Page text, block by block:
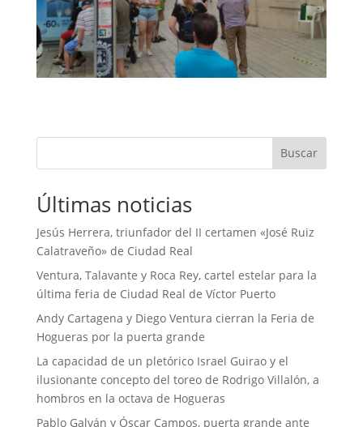
Buscar
Últimas noticias
Jesús Herrera, triunfador del II certamen «José Ruiz
Calatraveño» de Ciudad Real
Ventura, Talavante y Roca Rey, cartel estelar para la
última feria de Ciudad Real de Víctor Puerto
Andy Cartagena y Diego Ventura cierran la Feria de
Hogueras por la puerta grande
La capacidad de un pletórico Israel Guirao y el
ilusionante concepto del toreo de Rodrigo Villalón, a
hombros en la octava de Hogueras
Pablo Galván y Óscar Campos, puerta grande ante